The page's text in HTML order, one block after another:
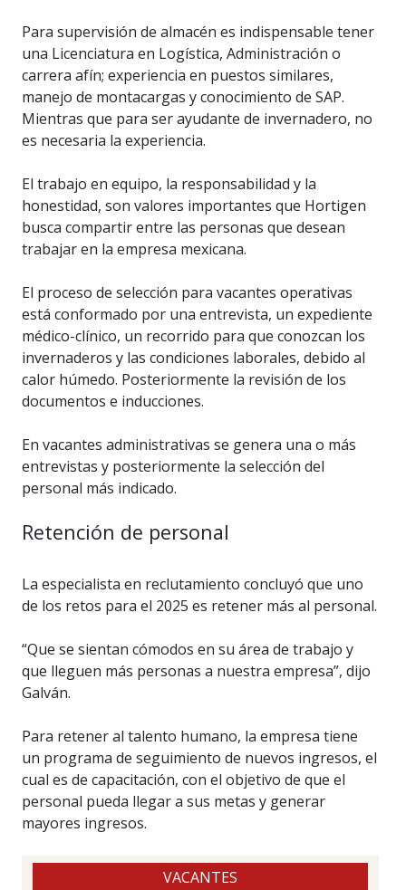
Para supervisión de almacén es indispensable tener
una Licenciatura en Logística, Administración o
carrera afín; experiencia en puestos similares,
manejo de montacargas y conocimiento de SAP.
Mientras que para ser ayudante de invernadero, no
es necesaria la experiencia.
El trabajo en equipo, la responsabilidad y la
honestidad, son valores importantes que Hortigen
busca compartir entre las personas que desean
trabajar en la empresa mexicana.
El proceso de selección para vacantes operativas
está conformado por una entrevista, un expediente
médico-clínico, un recorrido para que conozcan los
invernaderos y las condiciones laborales, debido al
calor húmedo. Posteriormente la revisión de los
documentos e inducciones.
En vacantes administrativas se genera una o más
entrevistas y posteriormente la selección del
personal más indicado.
Retención de personal
La especialista en reclutamiento concluyó que uno
de los retos para el 2025 es retener más al personal.
“Que se sientan cómodos en su área de trabajo y
que lleguen más personas a nuestra empresa”, dijo
Galván.
Para retener al talento humano, la empresa tiene
un programa de seguimiento de nuevos ingresos, el
cual es de capacitación, con el objetivo de que el
personal pueda llegar a sus metas y generar
mayores ingresos.
VACANTES